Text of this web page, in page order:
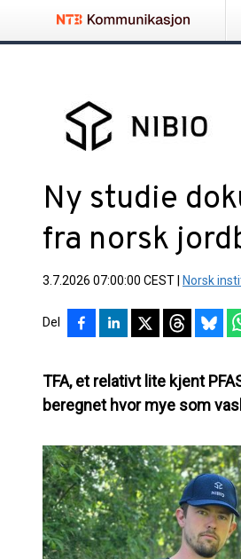
Ny studie
fra norsk
3.7.2026 07:00:00 CEST Norsk
Del
TFA, et relativt lite kjent
beregnet hvor mye som